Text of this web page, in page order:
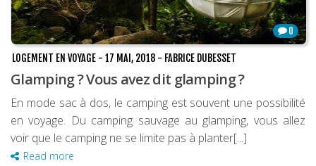
0
LOGEMENT EN VOYAGE - 17 MAI, 2018 - FABRICE DUBESSET
Glamping ? Vous avez dit glamping ?
En mode sac à dos, le camping est souvent une possibilité
en voyage. Du camping sauvage au glamping, vous allez
voir que le camping ne se limite pas à planter[...]
Read more